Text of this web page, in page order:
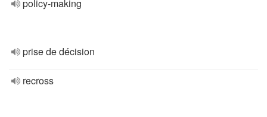
policy-making
prise de décision
recross